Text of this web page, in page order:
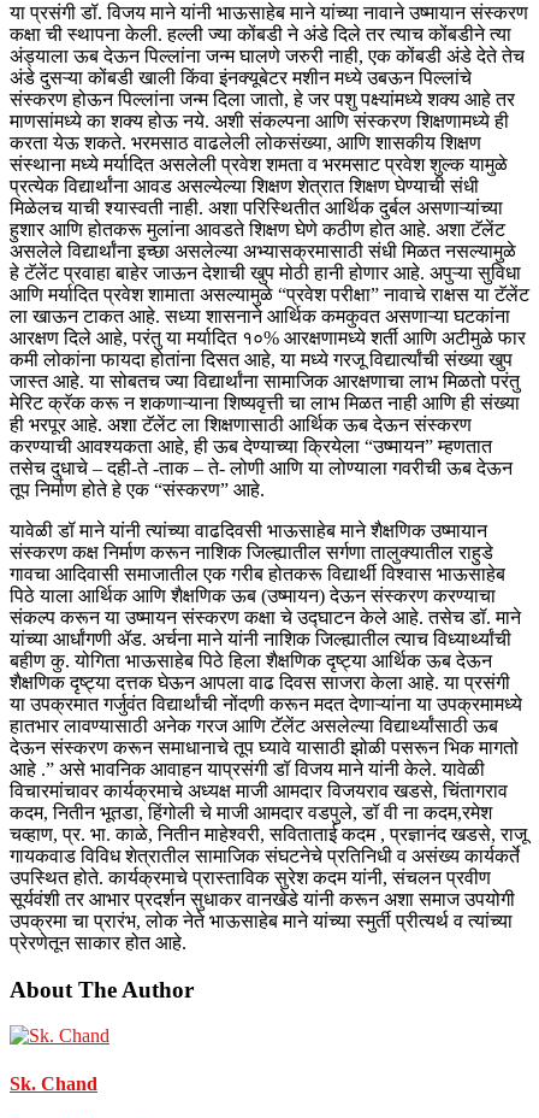
या प्रसंगी डॉ. विजय माने यांनी भाऊसाहेब माने यांच्या नावाने उष्मायान संस्करण
कक्षा ची स्थापना केली. हल्ली ज्या कोंबडी ने अंडे दिले तर त्याच कोंबडीने त्या
अंड्याला ऊब देऊन पिल्लांना जन्म घालणे जरुरी नाही, एक कोंबडी अंडे देते तेच
अंडे दुसऱ्या कोंबडी खाली किंवा इंनक्यूबेटर मशीन मध्ये उबऊन पिल्लांचे
संस्करण होऊन पिल्लांना जन्म दिला जातो, हे जर पशु पक्ष्यांमध्ये शक्य आहे तर
माणसांमध्ये का शक्य होऊ नये. अशी संकल्पना आणि संस्करण शिक्षणामध्ये ही
करता येऊ शकते. भरमसाठ वाढलेली लोकसंख्या, आणि शासकीय शिक्षण
संस्थाना मध्ये मर्यादित असलेली प्रवेश शमता व भरमसाट प्रवेश शुल्क यामुळे
प्रत्येक विद्यार्थांना आवड असल्येल्या शिक्षण शेत्रात शिक्षण घेण्याची संधी
मिळेलच याची श्यास्वती नाही. अशा परिस्थितीत आर्थिक दुर्बल असणाऱ्यांच्या
हुशार आणि होतकरू मुलांना आवडते शिक्षण घेणे कठीण होत आहे. अशा टॅलेंट
असलेले विद्यार्थांना इच्छा असलेल्या अभ्यासक्रमासाठी संधी मिळत नसल्यामुळे
हे टॅलेंट प्रवाहा बाहेर जाऊन देशाची खुप मोठी हानी होणार आहे. अपुऱ्या सुविधा
आणि मर्यादित प्रवेश शामाता असल्यामुळे “प्रवेश परीक्षा” नावाचे राक्षस या टॅलेंट
ला खाऊन टाकत आहे. सध्या शासनाने आर्थिक कमकुवत असणाऱ्या घटकांना
आरक्षण दिले आहे, परंतु या मर्यादित १०% आरक्षणामध्ये शर्ती आणि अटीमुळे फार
कमी लोकांना फायदा होतांना दिसत आहे, या मध्ये गरजू विद्यार्त्यांची संख्या खुप
जास्त आहे. या सोबतच ज्या विद्यार्थांना सामाजिक आरक्षणाचा लाभ मिळतो परंतु
मेरिट क्रॅक करू न शकणाऱ्याना शिष्यवृत्ती चा लाभ मिळत नाही आणि ही संख्या
ही भरपूर आहे. अशा टॅलेंट ला शिक्षणासाठी आर्थिक ऊब देऊन संस्करण
करण्याची आवश्यकता आहे, ही ऊब देण्याच्या क्रियेला “उष्मायन” म्हणतात
तसेच दुधाचे – दही-ते -ताक – ते- लोणी आणि या लोण्याला गवरीची ऊब देऊन
तूप निर्माण होते हे एक “संस्करण” आहे.
यावेळी डॉ माने यांनी त्यांच्या वाढदिवसी भाऊसाहेब माने शैक्षणिक उष्मायान
संस्करण कक्ष निर्माण करून नाशिक जिल्ह्यातील सर्गणा तालुक्यातील राहुडे
गावचा आदिवासी समाजातील एक गरीब होतकरू विद्यार्थी विश्वास भाऊसाहेब
पिठे याला आर्थिक आणि शैक्षणिक ऊब (उष्मायन) देऊन संस्करण करण्याचा
संकल्प करून या उष्मायन संस्करण कक्षा चे उद्घाटन केले आहे. तसेच डॉ. माने
यांच्या आर्धांगणी ॲड. अर्चना माने यांनी नाशिक जिल्ह्यातील त्याच विध्यार्थ्यांची
बहीण कु. योगिता भाऊसाहेब पिठे हिला शैक्षणिक दृष्ट्या आर्थिक ऊब देऊन
शैक्षणिक दृष्ट्या दत्तक घेऊन आपला वाढ दिवस साजरा केला आहे. या प्रसंगी
या उपक्रमात गर्जुवंत विद्यार्थांची नोंदणी करून मदत देणाऱ्यांना या उपक्रमामध्ये
हातभार लावण्यासाठी अनेक गरज आणि टॅलेंट असलेल्या विद्यार्थ्यांसाठी ऊब
देऊन संस्करण करून समाधानाचे तूप घ्यावे यासाठी झोळी पसरून भिक मागतो
आहे .” असे भावनिक आवाहन याप्रसंगी डॉ विजय माने यांनी केले. यावेळी
विचारमांचावर कार्यक्रमाचे अध्यक्ष माजी आमदार विजयराव खडसे, चिंतागराव
कदम, नितीन भूतडा, हिंगोली चे माजी आमदार वडपुले, डॉ वी ना कदम,रमेश
चव्हाण, प्र. भा. काळे, नितीन माहेश्वरी, सविताताई कदम , प्रज्ञानंद खडसे, राजू
गायकवाड विविध शेत्रातील सामाजिक संघटनेचे प्रतिनिधी व असंख्य कार्यकर्ते
उपस्थित होते. कार्यक्रमाचे प्रास्ताविक सुरेश कदम यांनी, संचलन प्रवीण
सूर्यवंशी तर आभार प्रदर्शन सुधाकर वानखेडे यांनी करून अशा समाज उपयोगी
उपक्रमा चा प्रारंभ, लोक नेते भाऊसाहेब माने यांच्या स्मुर्ती प्रीत्यर्थ व त्यांच्या
प्रेरणेतून साकार होत आहे.
About The Author
Sk. Chand